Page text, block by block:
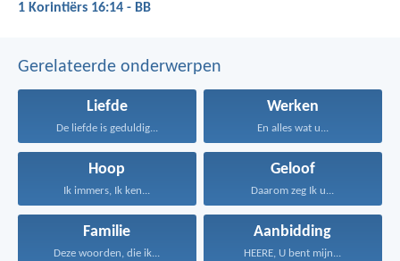
1 Korintiërs 16:14 - BB
Gerelateerde onderwerpen
Liefde
De liefde is geduldig...
Werken
En alles wat u...
Hoop
Ik immers, Ik ken...
Geloof
Daarom zeg Ik u...
Familie
Deze woorden, die ik...
Aanbidding
HEERE, U bent mijn...